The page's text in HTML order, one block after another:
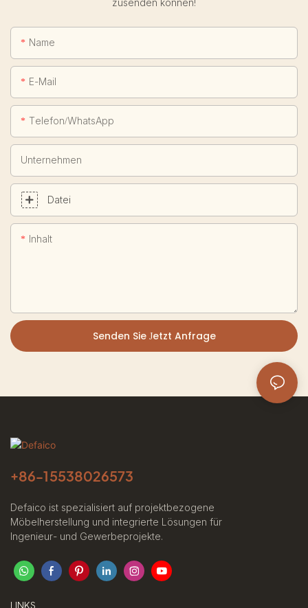
zusenden können!
Name
E-Mail
Telefon/WhatsApp
Unternehmen
Datei
Inhalt
Senden Sie Jetzt Anfrage
+86-15538026573
Defaico ist spezialisiert auf projektbezogene
Möbelherstellung und integrierte Lösungen für
Ingenieur- und Gewerbeprojekte.
LINKS